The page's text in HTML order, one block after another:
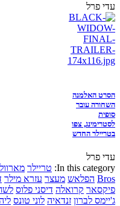
עדי פרל
הסרט האלמנה
השחורה עובר
סופית
לסטרימינג, צפו
בטריילר החדש
עדי פרל
In this category: טריילר מארוול
Bros הפלאש מעצר עזרא מילר
פיקסאר קרואלה דיסני פלוס
ג'יימס לברון זנדאיה לוני טונס